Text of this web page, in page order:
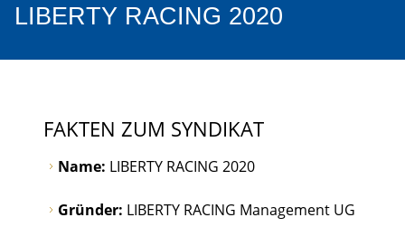
LIBERTY RACING 2020
FAKTEN ZUM SYNDIKAT
Name: LIBERTY RACING 2020
Gründer: LIBERTY RACING Management UG